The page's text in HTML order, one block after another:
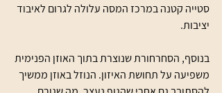
סטייה קטנה במרכז המסה עלולה לגרום לאיבוד
יציבות.
בנוסף, הסחרחורת שנוצרת בתוך האוזן הפנימית
משפיעה על תחושת האיזון. הנוזל באוזן ממשיך